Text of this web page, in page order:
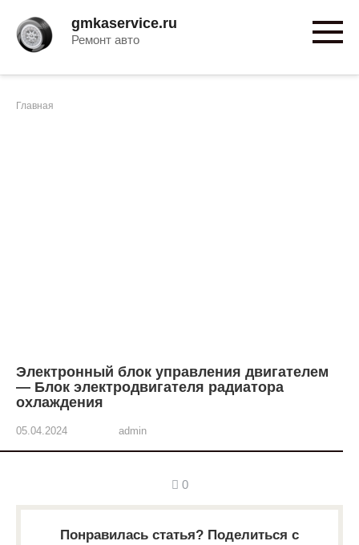
контенту
gmkaservice.ru
Ремонт авто
Главная
Электронный блок управления двигателем
— Блок электродвигателя радиатора
охлаждения
05.04.2024 admin
0
Понравилась статья? Поделиться с